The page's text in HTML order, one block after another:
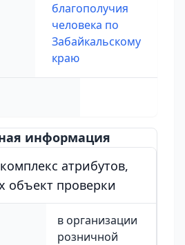
благополучия
человека по
Забайкальскому
краю
информация
атрибутов,
проверки
в организации
розничной